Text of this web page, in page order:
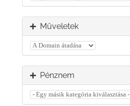
Műveletek
Pénznem